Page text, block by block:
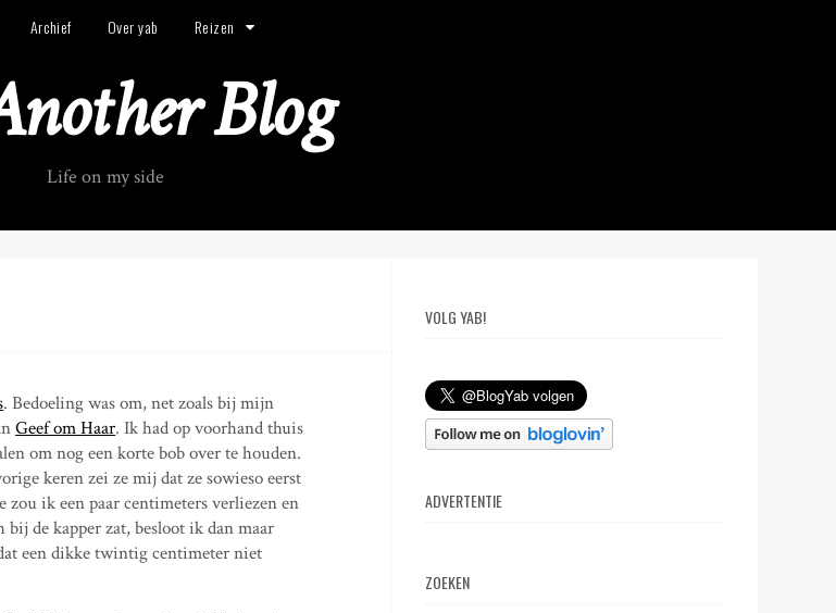
Archief Over yab Reizen
Blog
Life on my side
. Bedoeling was om, net zoals bij mijn
Geef om Haar. Ik had op voorhand thuis
om nog een korte bob over te houden.
keren zei ze mij dat ze sowieso eerst
ik een paar centimeters verliezen en
de kapper zat, besloot ik dan maar
een dikke twintig centimeter niet
VOLG YAB!
ADVERTENTIE
ZOEKEN